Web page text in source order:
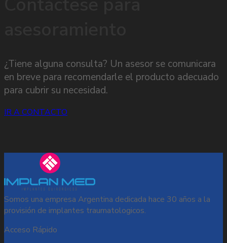
¿Tiene alguna consulta? Un asesor se comunicara
en breve para recomendarle el producto adecuado
para cubrir su necesidad.
IR A CONTACTO
Somos una empresa Argentina dedicada hace 30 años a la
provisión de implantes traumatologicos.
Acceso Rápido